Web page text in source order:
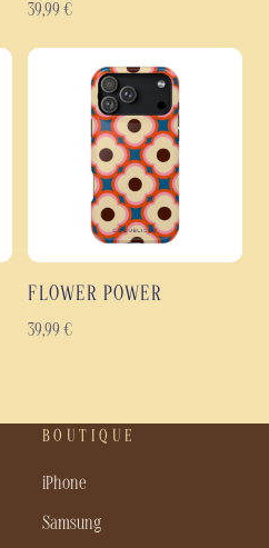
39,99 €
FLOWER POWER
39,99 €
BOUTIQUE
iPhone
Samsung